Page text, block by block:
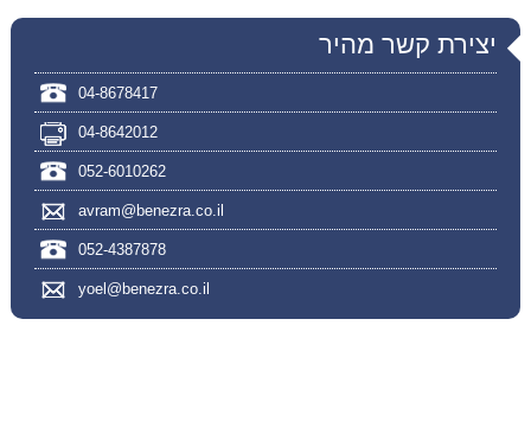
יצירת קשר מהיר
04-8678417
04-8642012
052-6010262
avram@benezra.co.il
052-4387878
yoel@benezra.co.il